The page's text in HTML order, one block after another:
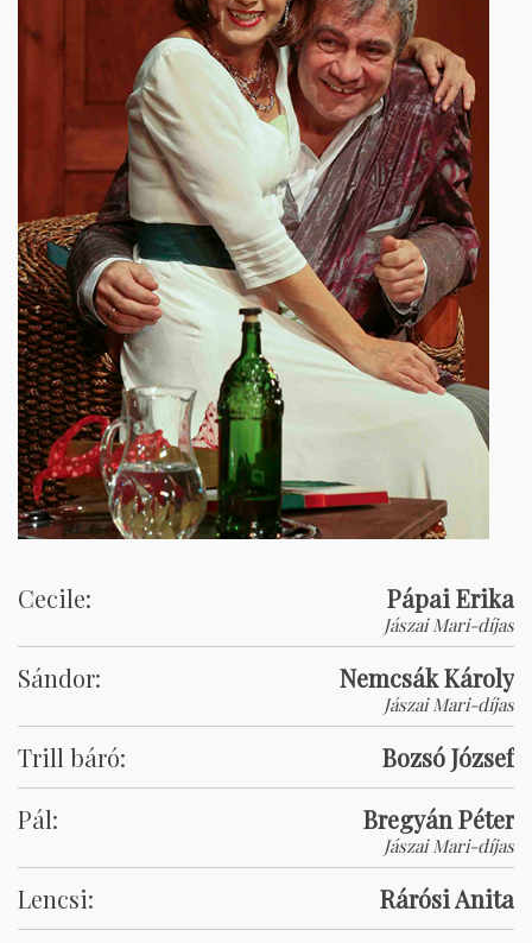
Cecile: Pápai Erika
Jászai Mari-díjas
Sándor: Nemcsák Károly
Jászai Mari-díjas
Trill báró:
Bozsó József
Pál:
Bregyán Péter
Jászai Mari-díjas
Lencsi: Rárósi Anita